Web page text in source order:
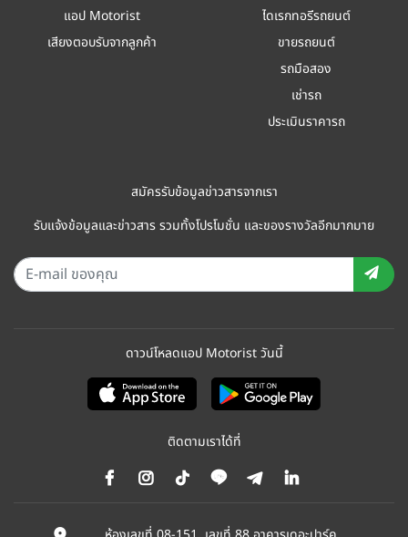
แอป Motorist
เสียงตอบรับจากลูกค้า
ไดเรกทอรีรถยนต์
ขายรถยนต์
รถมือสอง
เช่ารถ
ประเมินราคารถ
สมัครรับข้อมูลข่าวสารจากเรา
รับแจ้งข้อมูลและข่าวสาร รวมทั้งโปรโมชั่น และของรางวัลอีกมากมาย
ดาวน์โหลดแอป Motorist วันนี้
ติดตามเราได้ที่